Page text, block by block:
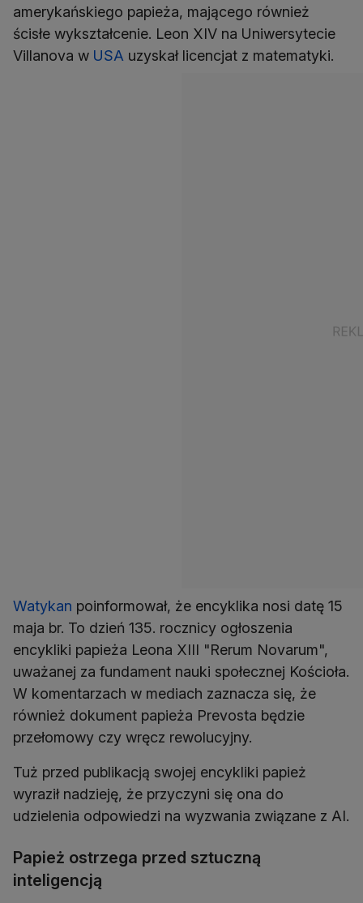
amerykańskiego papieża, mającego również
ścisłe wykształcenie. Leon XIV na Uniwersytecie
Villanova w USA uzyskał licencjat z matematyki.
Watykan poinformował, że encyklika nosi datę 15
maja br. To dzień 135. rocznicy ogłoszenia
encykliki papieża Leona XIII "Rerum Novarum",
uważanej za fundament nauki społecznej Kościoła.
W komentarzach w mediach zaznacza się, że
również dokument papieża Prevosta będzie
przełomowy czy wręcz rewolucyjny.
Tuż przed publikacją swojej encykliki papież
wyraził nadzieję, że przyczyni się ona do
udzielenia odpowiedzi na wyzwania związane z AI.
Papież ostrzega przed sztuczną
inteligencją